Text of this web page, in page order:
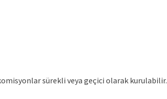
sürekli veya geçici olarak kurulabilir.